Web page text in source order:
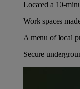
Located a 10-
Work spaces
A menu of local
Secure